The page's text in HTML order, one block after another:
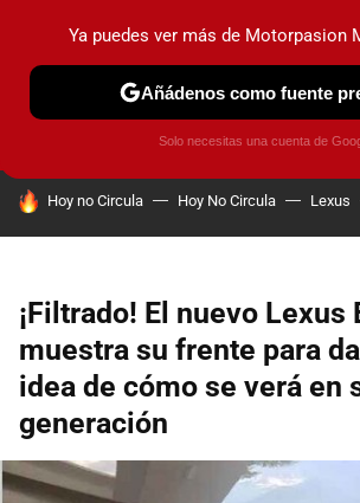
PRUEBAS INDUSTRIA HOY NO
HOY SE HABLA DE
Hoy no Circula Hoy No Circula Lexus
¡Filtrado! El nuevo Lexus
muestra su frente para
idea de cómo se verá en
generación
Ya puedes ver más de Motorpasion
Añádenos como fuente
Solo necesitas una cuenta de